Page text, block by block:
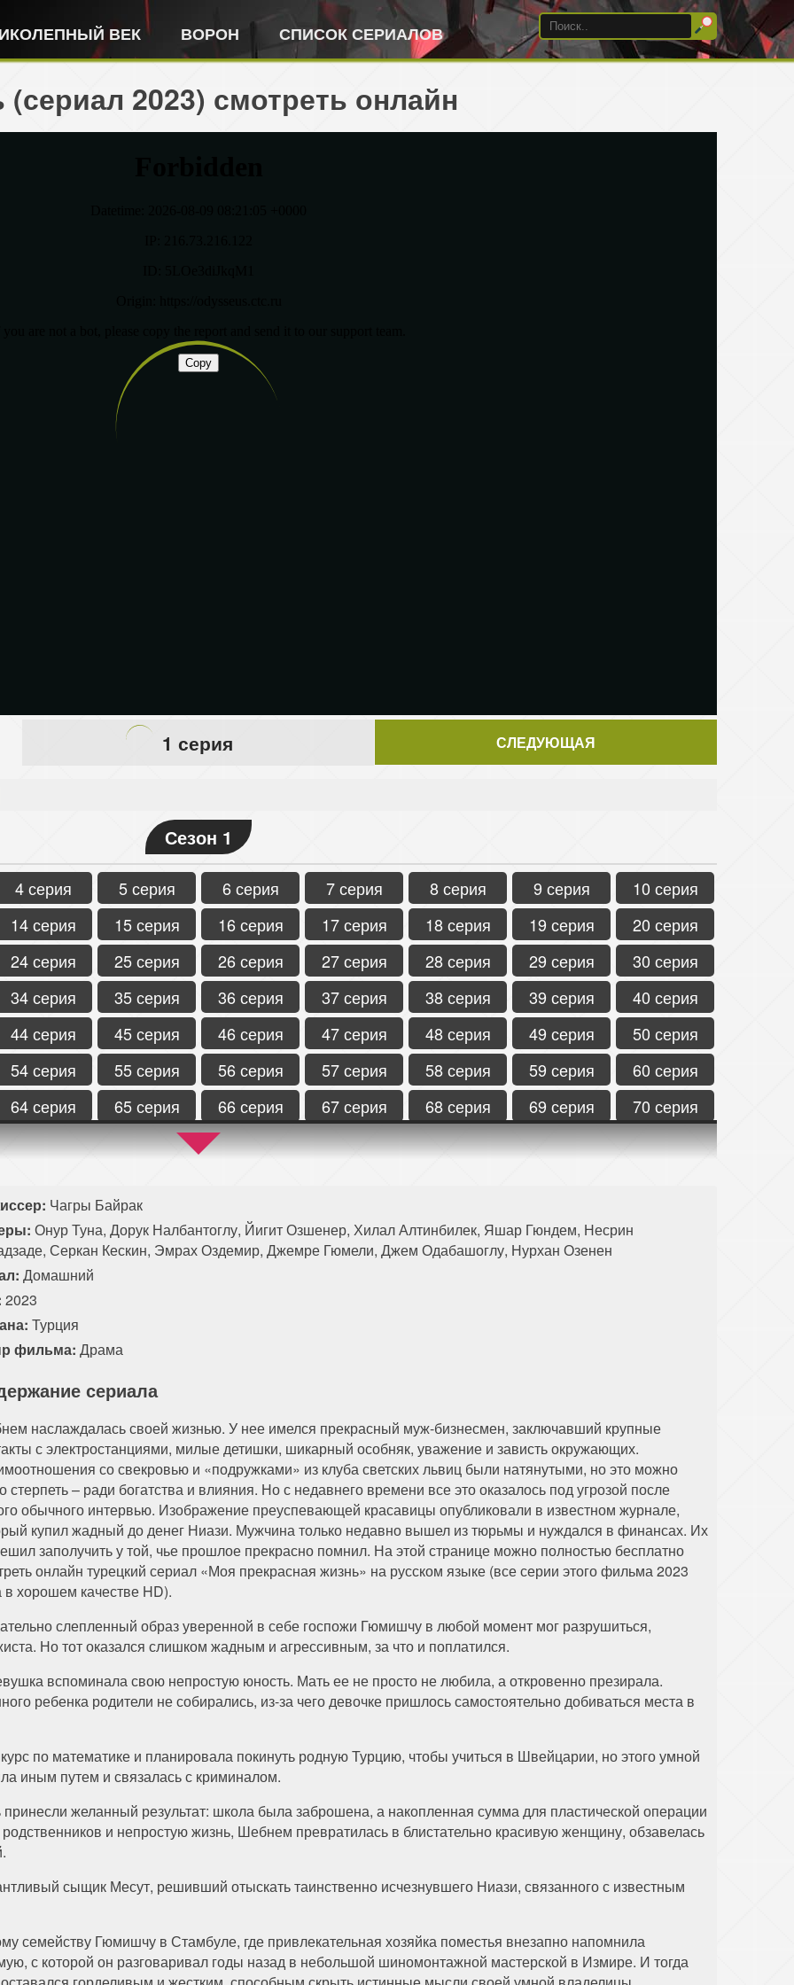
ВЕК ВОРОН СПИСОК СЕРИАЛОВ
2023) смотреть онлайн
1 серия СЛЕДУЮЩАЯ
Сезон 1
4 серия 5 серия 6 серия 7 серия 8 серия 9 серия
10 серия
14 серия 15 серия 16 серия 17 серия 18 серия 19 серия
20 серия
24 серия 25 серия 26 серия 27 серия 28 серия 29 серия
30 серия
34 серия 35 серия 36 серия 37 серия 38 серия 39 серия
40 серия
44 серия 45 серия 46 серия 47 серия 48 серия 49 серия
50 серия
54 серия 55 серия 56 серия 57 серия 58 серия 59 серия
60 серия
64 серия 65 серия 66 серия 67 серия 68 серия 69 серия
70 серия
74 серия 75 серия 76 серия 77 серия 78 серия 79 серия
80 серия
94 серия 95 серия
Чагры Байрак
Онур Туна, Дорук Налбантоглу, Йигит Озшенер, Хилал Алтинбилек, Яшар Гюндем, Несрин
Серкан Кескин, Эмрах Оздемир, Джемре Гюмели, Джем Одабашоглу, Нурхан Озенен
Домашний
2023
Турция
фильма: Драма
сериала
наслаждалась своей жизнью. У нее имелся прекрасный муж-бизнесмен, заключавший крупные
с электростанциями, милые детишки, шикарный особняк, уважение и зависть окружающих.
со свекровью и «подружками» из клуба светских львиц были натянутыми, но это можно
стерпеть – ради богатства и влияния. Но с недавнего времени все это оказалось под угрозой после
обычного интервью. Изображение преуспевающей красавицы опубликовали в известном журнале,
купил жадный до денег Ниази. Мужчина только недавно вышел из тюрьмы и нуждался в финансах. Их
заполучить у той, чье прошлое прекрасно помнил. На этой странице можно полностью бесплатно
онлайн турецкий сериал «Моя прекрасная жизнь» на русском языке (все серии этого фильма 2023
в хорошем качестве HD).
слепленный образ уверенной в себе госпожи Гюмишчу в любой момент мог разрушиться,
Но тот оказался слишком жадным и агрессивным, за что и поплатился.
вспоминала свою непростую юность. Мать ее не просто не любила, а откровенно презирала.
ребенка родители не собирались, из-за чего девочке пришлось самостоятельно добиваться места в
по математике и планировала покинуть родную Турцию, чтобы учиться в Швейцарии, но этого умной
иным путем и связалась с криминалом.
желанный результат: школа была заброшена, а накопленная сумма для пластической операции
родственников и непростую жизнь, Шебнем превратилась в блистательно красивую женщину, обзавелась
сыщик Месут, решивший отыскать таинственно исчезнувшего Ниази, связанного с известным
семейству Гюмишчу в Стамбуле, где привлекательная хозяйка поместья внезапно напомнила
с которой он разговаривал годы назад в небольшой шиномонтажной мастерской в Измире. И тогда